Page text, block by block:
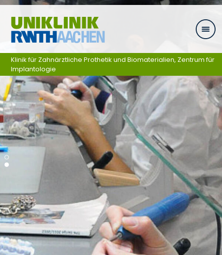
Zum Inhalt springen
Klinik für Zahnärztliche Prothetik und Biomaterialien, Zentrum für
Implantologie